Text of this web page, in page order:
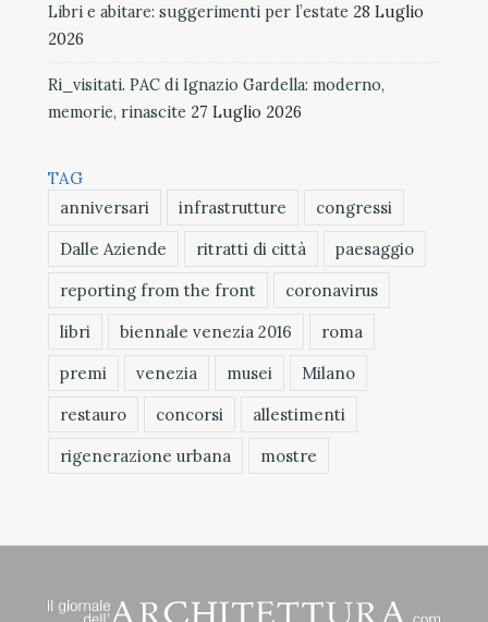
Libri e abitare: suggerimenti per l’estate 28 Luglio
2026
Ri_visitati. PAC di Ignazio Gardella: moderno,
memorie, rinascite 27 Luglio 2026
TAG
anniversari
infrastrutture
congressi
Dalle Aziende
ritratti di città
paesaggio
reporting from the front
coronavirus
libri
biennale venezia 2016
roma
premi
venezia musei
Milano
restauro
concorsi
allestimenti
rigenerazione urbana
mostre